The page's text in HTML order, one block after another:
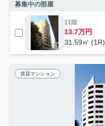
募集中の部屋
11階
13.7万円
31.59㎡ (1R)
賃貸マンション